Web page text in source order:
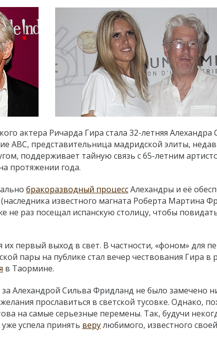
актера Ричарда Гира стала 32-летняя Алехандра
ABC, представительница мадридской элиты,
поддерживает тайную связь с 65-летним
протяжении года.
бракоразводный процессАлехандры и её
известного магната Роберта Мартина
раз посещал испанскую столицу, чтобы
первый выход в свет. В частности, «фоном» для
пары на публике стал вечер чествования Гира в
в Таормине.
Алехандрой Сильва Фридланд не было замечено
прославиться в светской тусовке. Однако,
на самые серьезные перемены. Так, будучи
успела принять верулюбимого, известного